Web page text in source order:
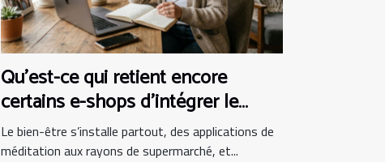
Qu’est-ce qui retient encore
certains e-shops d’intégrer le
bien-être au panier ?
Le bien-être s’installe partout, des applications de
méditation aux rayons de supermarché, et...